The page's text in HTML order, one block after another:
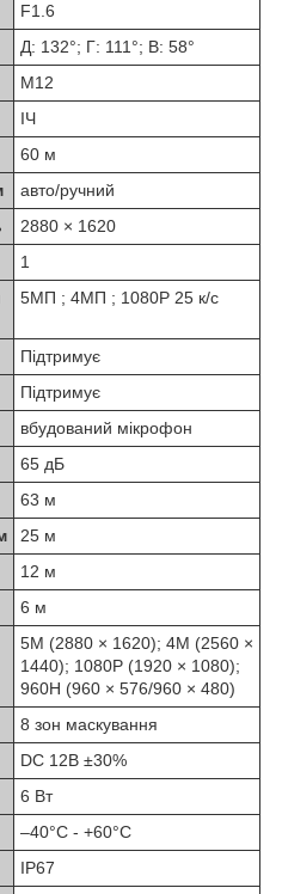
F1.6
Д: 132°; Г: 111°; В: 58°
M12
ІЧ
60 м
авто/ручний
2880 × 1620
1
5MП ; 4MП ; 1080P 25 к/с
Підтримує
Підтримує
вбудований мікрофон
65 дБ
63 м
25 м
12 м
6 м
5M (2880 × 1620); 4M (2560 ×
1440); 1080P (1920 × 1080);
960H (960 × 576/960 × 480)
8 зон маскування
DC 12В ±30%
6 Вт
–40°C - +60°C
IP67